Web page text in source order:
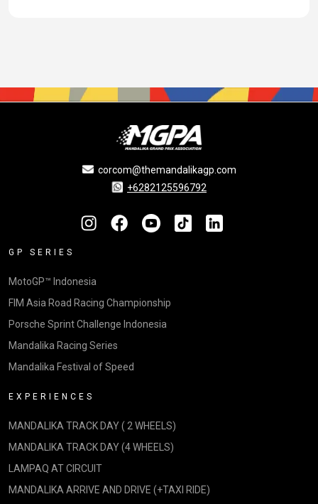
corcom@themandalikagp.com
+6282125596792
GP SERIES
MotoGP™ Indonesia
FIM Asia Road Racing Championship
Porsche Sprint Challenge Indonesia
Mandalika Racing Series
Mandalika Festival of Speed
EXPERIENCES
MANDALIKA TRACK DAY ( 2 WHEELS)
MANDALIKA TRACK DAY (4 WHEELS)
LAMPAQ AT CIRCUIT
MANDALIKA ARRIVE AND DRIVE (+TAXI RIDE)